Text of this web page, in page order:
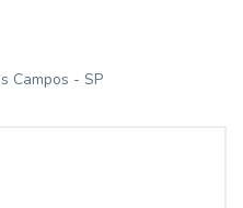
Campos - SP